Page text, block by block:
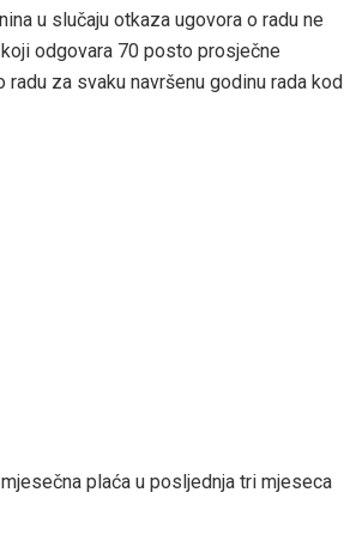
u slučaju otkaza ugovora o radu ne
odgovara 70 posto prosječne
za svaku navršenu godinu rada kod
plaća u posljednja tri mjeseca